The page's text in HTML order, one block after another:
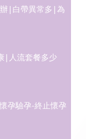
|白帶異常多|為
|人流套餐多少
孕驗孕-終止懷孕